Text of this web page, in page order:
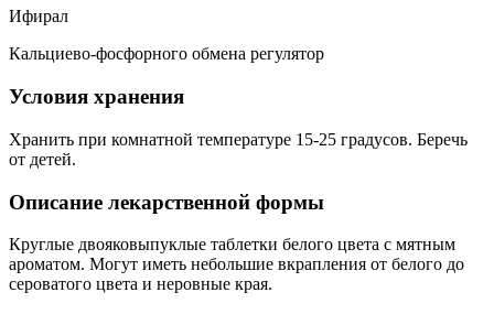
Ифирал
Кальциево-фосфорного обмена регулятор
Условия хранения
Хранить при комнатной температуре 15-25 градусов. Беречь
от детей.
Описание лекарственной формы
Круглые двояковыпуклые таблетки белого цвета с мятным
ароматом. Могут иметь небольшие вкрапления от белого до
сероватого цвета и неровные края.